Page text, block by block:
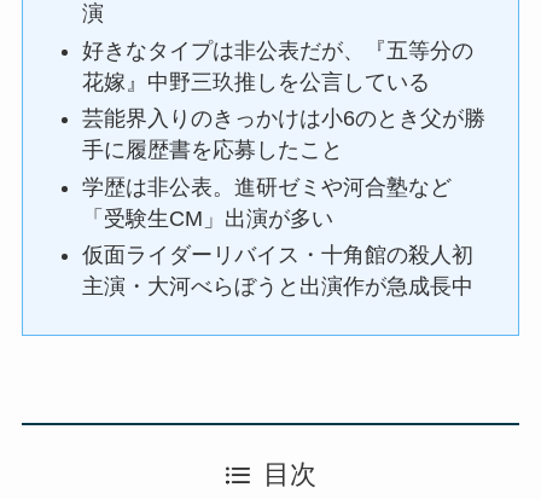
演
好きなタイプは非公表だが、『五等分の
花嫁』中野三玖推しを公言している
芸能界入りのきっかけは小6のとき父が勝
手に履歴書を応募したこと
学歴は非公表。進研ゼミや河合塾など
「受験生CM」出演が多い
仮面ライダーリバイス・十角館の殺人初
主演・大河べらぼうと出演作が急成長中
目次